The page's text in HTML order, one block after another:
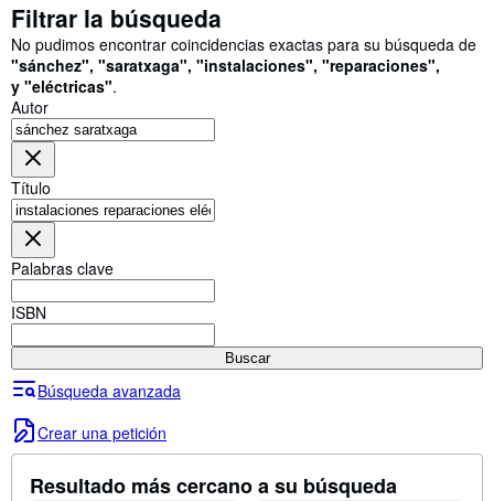
Consultar mis pedidos
Cerrar sesión
Búsqueda avanzada
Colecciones
Libros antiguos
Arte y coleccionismo
Vendedores
Comenzar a vender
Ayuda
Filtrar la búsqueda
No pudimos encontrar coincidencias exactas para su búsqueda de
"sánchez", "saratxaga", "instalaciones", "reparaciones",
y "eléctricas".
Autor
Título
Palabras clave
ISBN
Buscar
Búsqueda avanzada
Crear una petición
Resultado más cercano a su búsqueda